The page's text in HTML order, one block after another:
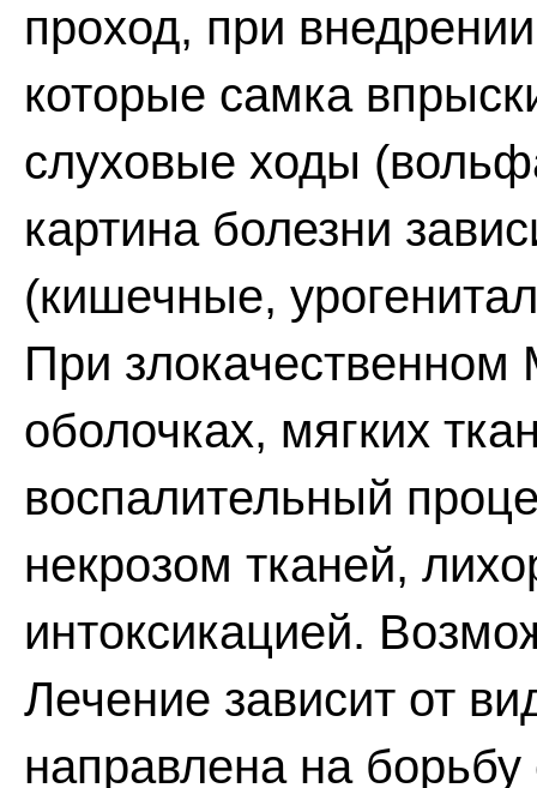
проход, при
которые самка
слуховые ходы
картина болезни
(кишечные,
При злокачественном
оболочках, мягких
воспалительный
некрозом тканей,
интоксикацией.
Лечение зависит от
направлена на